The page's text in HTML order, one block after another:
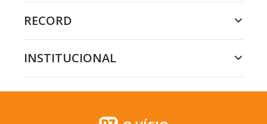
RECORD
INSTITUCIONAL